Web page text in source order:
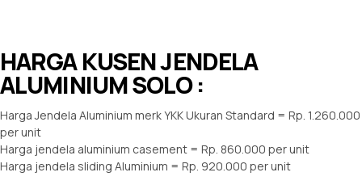
HARGA KUSEN JENDELA
ALUMINIUM SOLO :
Harga Jendela Aluminium merk YKK Ukuran Standard = Rp. 1.260.000
per unit
Harga jendela aluminium casement = Rp. 860.000 per unit
Harga jendela sliding Aluminium = Rp. 920.000 per unit